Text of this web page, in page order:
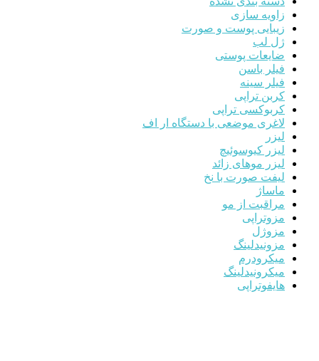
زاویه سازی
زیبایی پوست و صورت
ژل لب
ضایعات پوستی
فیلر باسن
فیلر سینه
کربن تراپی
کربوکسی تراپی
لاغری موضعی با دستگاه ار اف
لیزر
لیزر کیوسوئیچ
لیزر موهای زائد
لیفت صورت با نخ
ماساژ
مراقبت از مو
مزوتراپی
مزوژل
مزونیدلینگ
میکرودرم
میکرونیدلینگ
هایفوتراپی